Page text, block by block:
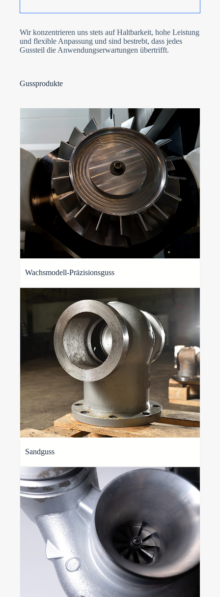
Wir konzentrieren uns stets auf Haltbarkeit, hohe Leistung
und flexible Anpassung und sind bestrebt, dass jedes
Gussteil die Anwendungserwartungen übertrifft.
Gussprodukte
Wachsmodell-Präzisionsguss
Sandguss